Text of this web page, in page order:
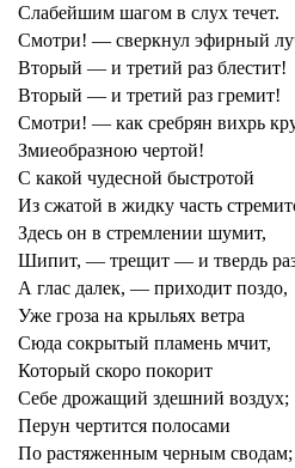
Слабейшим шагом в слух течет.
Смотри! — сверкнул эфирный
Вторый — и третий раз блестит!
Вторый — и третий раз гремит!
Смотри! — как сребрян вихрь
Змиеобразною чертой!
С какой чудесной быстротой
Из сжатой в жидку часть
Здесь он в стремлении шумит,
Шипит, — трещит — и твердь
А глас далек, — приходит поздо,
Уже гроза на крыльях ветра
Сюда сокрытый пламень мчит,
Который скоро покорит
Себе дрожащий здешний воздух;
Перун чертится полосами
По растяженным черным сводам;